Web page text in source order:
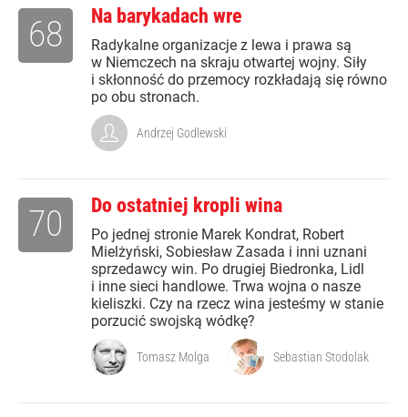
Na barykadach wre
Radykalne organizacje z lewa i prawa są
w Niemczech na skraju otwartej wojny. Siły
i skłonność do przemocy rozkładają się równo
po obu stronach.
68
Andrzej Godlewski
Do ostatniej kropli wina
Po jednej stronie Marek Kondrat, Robert
Mielżyński, Sobiesław Zasada i inni uznani
sprzedawcy win. Po drugiej Biedronka, Lidl
i inne sieci handlowe. Trwa wojna o nasze
kieliszki. Czy na rzecz wina jesteśmy w stanie
porzucić swojską wódkę?
70
Tomasz Molga Sebastian Stodolak